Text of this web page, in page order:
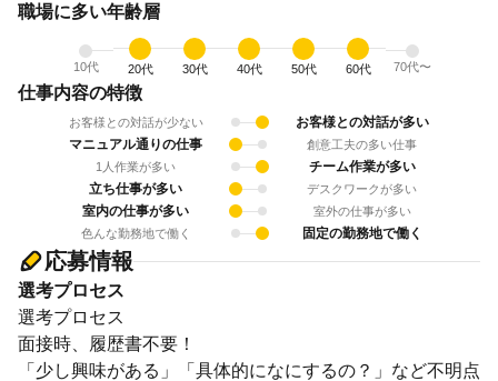
職場に多い年齢層
10代 20代 30代 40代 50代 60代 70代〜
仕事内容の特徴
お客様との対話が少ない
お客様との対話が多い
マニュアル通りの仕事
創意工夫の多い仕事
1人作業が多い
チーム作業が多い
立ち仕事が多い
デスクワークが多い
室内の仕事が多い
室外の仕事が多い
色んな勤務地で働く
固定の勤務地で働く
応募情報
選考プロセス
選考プロセス
面接時、履歴書不要！
「少し興味がある」「具体的になにするの？」など不明点